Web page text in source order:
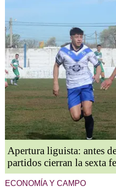
Apertura liguista: antes
partidos cierran la sexta
ECONOMÍA Y CAMPO